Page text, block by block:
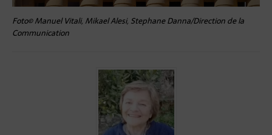
Foto© Manuel Vitali, Mikael Alesi, Stephane Danna/Direction de la
Communication